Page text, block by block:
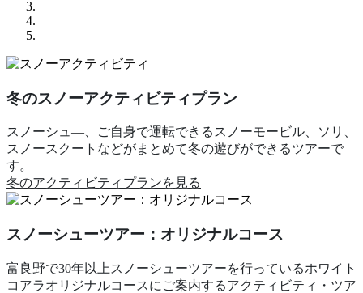
冬のスノーアクティビティプラン
スノーシュ―、ご自身で運転できるスノーモービル、ソリ、
スノースクートなどがまとめて冬の遊びができるツアーで
す。
冬のアクティビティプランを見る
スノーシューツアー：オリジナルコース
富良野で30年以上スノーシューツアーを行っているホワイト
コアラオリジナルコースにご案内するアクティビティ・ツア